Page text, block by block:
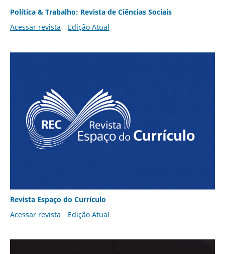
Política & Trabalho: Revista de Ciências Sociais
Acessar revista
Edição Atual
Revista Espaço do Currículo
Acessar revista
Edição Atual